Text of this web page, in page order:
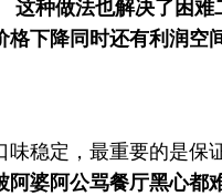
这种做法也解决了困难
下降同时还有利润空间
稳定，最重要的是保
阿婆阿公骂餐厅黑心都